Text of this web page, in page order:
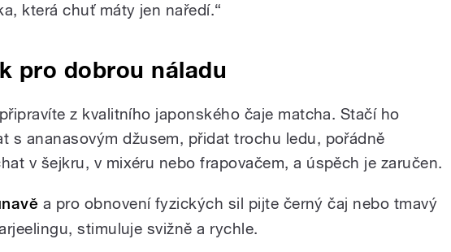
která chuť máty jen naředí.“
pro dobrou náladu
z kvalitního japonského čaje matcha. Stačí ho
s ananasovým džusem, přidat trochu ledu, pořádně
v šejkru, v mixéru nebo frapovačem, a úspěch je zaručen.
a pro obnovení fyzických sil pijte černý čaj nebo tmavý
stimuluje svižně a rychle.